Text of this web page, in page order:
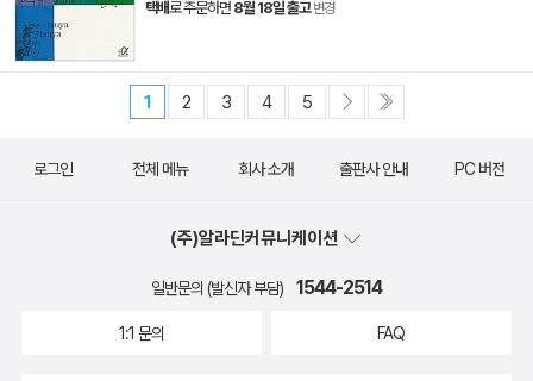
택배로 주문하면 8월 18일 출고 변경
1 2 3 4 5
로그인 전체 메뉴 회사 소개 출판사 안내 PC 버전
(주)알라딘커뮤니케이션
일반문의 (발신자 부담) 1544-2514
1:1 문의 FAQ